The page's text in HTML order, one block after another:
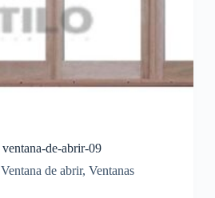
ventana-de-abrir-09
Ventana de abrir,Ventanas